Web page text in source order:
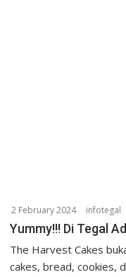
2 February 2024 infotegal
Yummy!!! Di Tegal
The Harvest Cakes
cakes, bread, cookies,